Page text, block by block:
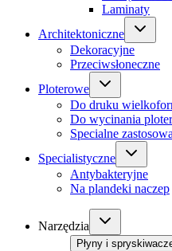
Laminaty
Architektoniczne
Dekoracyjne
Przeciwsłoneczne
Ploterowe
Do druku
Do wycinania
Specialne
Specialistyczne
Antybakteryjne
Na plandeki naczep
Narzędzia
Płyny i